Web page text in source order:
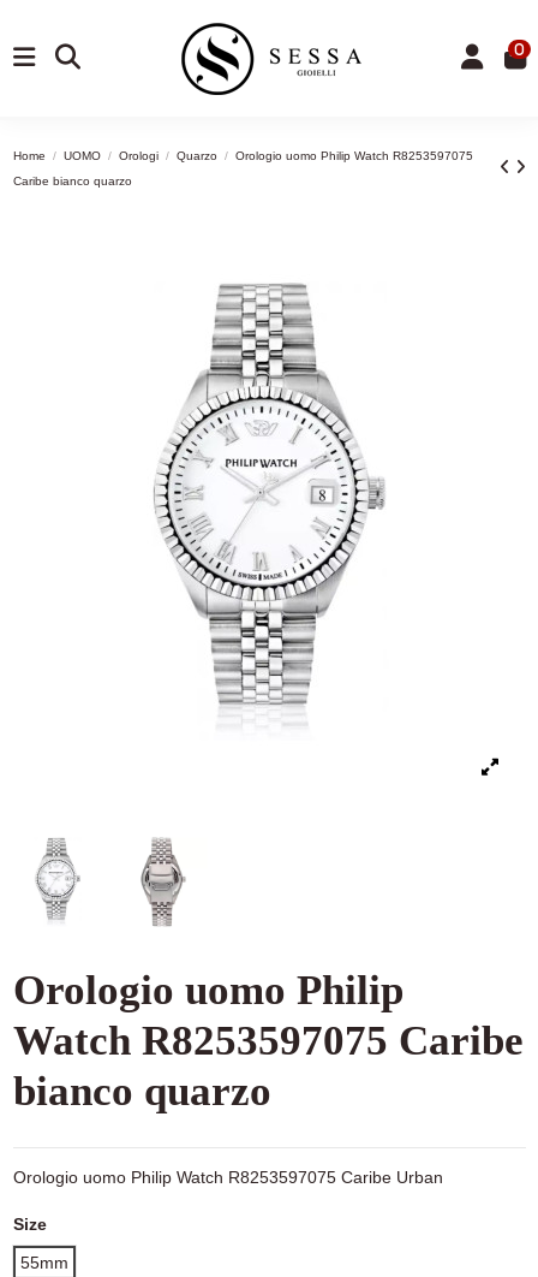
0
Home UOMO Orologi Quarzo
Orologio uomo Philip Watch R8253597075
Caribe bianco quarzo
Orologio uomo Philip
Watch R8253597075 Caribe
bianco quarzo
Orologio uomo Philip Watch R8253597075 Caribe Urban
Size
55mm